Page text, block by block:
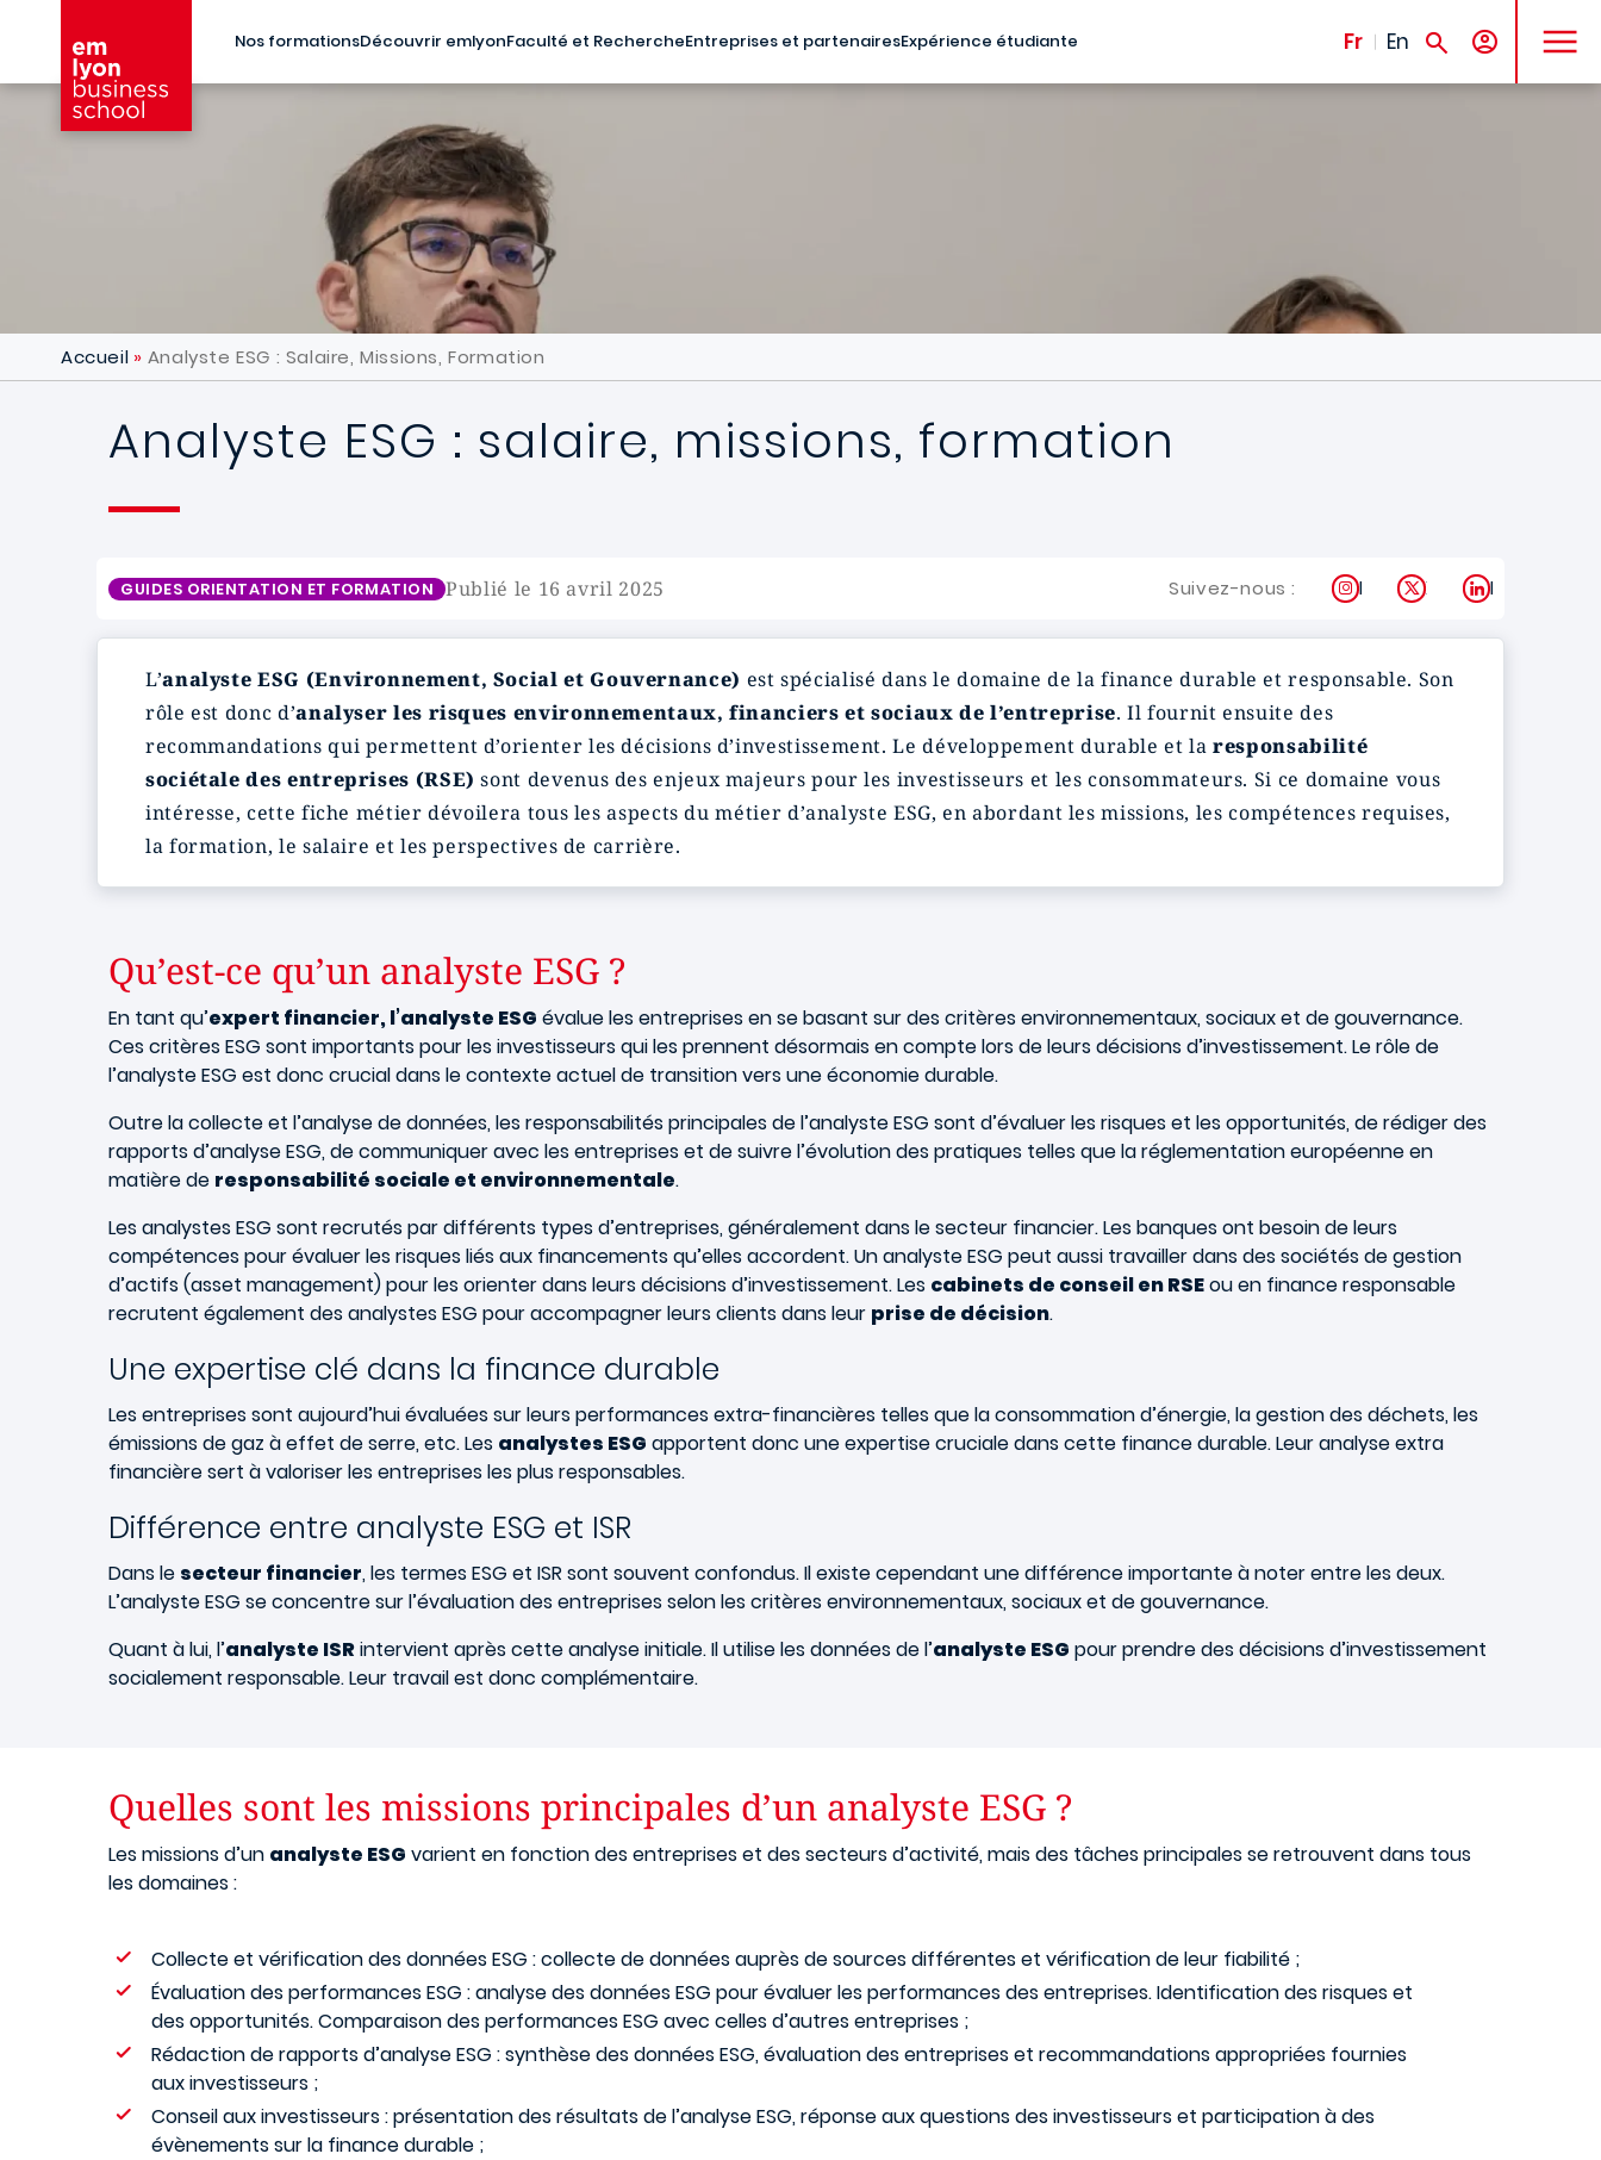
Nos formationsDécouvrir emlyonFaculté et RechercheEntreprises et partenairesExpérience étudiante Fr En
MENU
Accueil Analyste ESG : Salaire, Missions, Formation
Analyste ESG : salaire, missions, formation
GUIDES ORIENTATION ET FORMATION Publié le 16 avril 2025 Suivez-nous : Instagram
X LinkedIn
L’analyste ESG (Environnement, Social et Gouvernance) est spécialisé dans le domaine de la finance durable et responsable. Son
rôle est donc d’analyser les risques environnementaux, financiers et sociaux de l’entreprise. Il fournit ensuite des
recommandations qui permettent d’orienter les décisions d’investissement. Le développement durable et laresponsabilité
sociétale des entreprises (RSE) sont devenus des enjeux majeurs pour les investisseurs et les consommateurs. Si ce domaine vous
intéresse, cette fiche métier dévoilera tous les aspects du métier d’analyste ESG, en abordant les missions, les compétences requises,
la formation, le salaire et les perspectives de carrière.
Qu’est-ce qu’un analyste ESG ?
En tant qu’expert financier, l’analyste ESG évalue les entreprises en se basant sur des critères environnementaux, sociaux et de gouvernance.
Ces critères ESG sont importants pour les investisseurs qui les prennent désormais en compte lors de leurs décisions d’investissement. Le rôle de
l’analyste ESG est donc crucial dans le contexte actuel de transition vers une économie durable.
Outre la collecte et l’analyse de données, les responsabilités principales de l’analyste ESG sont d’évaluer les risques et les opportunités, de rédiger des
rapports d’analyse ESG, de communiquer avec les entreprises et de suivre l’évolution des pratiques telles que la réglementation européenne en
matière de responsabilité sociale et environnementale.
Les analystes ESG sont recrutés par différents types d’entreprises, généralement dans le secteur financier. Les banques ont besoin de leurs
compétences pour évaluer les risques liés aux financements qu’elles accordent. Un analyste ESG peut aussi travailler dans des sociétés de gestion
d’actifs (asset management) pour les orienter dans leurs décisions d’investissement. Les cabinets de conseil en RSEou en finance responsable
recrutent également des analystes ESG pour accompagner leurs clients dans leur prise de décision.
Une expertise clé dans la finance durable
Les entreprises sont aujourd’hui évaluées sur leurs performances extra-financières telles que la consommation d’énergie, la gestion des déchets, les
émissions de gaz à effet de serre, etc. Les analystes ESG apportent donc une expertise cruciale dans cette finance durable. Leur analyse extra
financière sert à valoriser les entreprises les plus responsables.
Différence entre analyste ESG et ISR
Dans le secteur financier, les termes ESG et ISR sont souvent confondus. Il existe cependant une différence importante à noter entre les deux.
L’analyste ESG se concentre sur l’évaluation des entreprises selon les critères environnementaux, sociaux et de gouvernance.
Quant à lui, l’analyste ISRintervient après cette analyse initiale. Il utilise les données de l’analyste ESG pour prendre des décisions d’investissement
socialement responsable. Leur travail est donc complémentaire.
Quelles sont les missions principales d’un analyste ESG ?
Les missions d’un analyste ESG varient en fonction des entreprises et des secteurs d’activité, mais des tâches principales se retrouvent dans tous
les domaines :
Collecte et vérification des données ESG : collecte de données auprès de sources différentes et vérification de leur fiabilité ;
Évaluation des performances ESG : analyse des données ESG pour évaluer les performances des entreprises. Identification des risques et
des opportunités. Comparaison des performances ESG avec celles d’autres entreprises ;
Rédaction de rapports d’analyse ESG : synthèse des données ESG, évaluation des entreprises et recommandations appropriées fournies
aux investisseurs ;
Conseil aux investisseurs : présentation des résultats de l’analyse ESG, réponse aux questions des investisseurs et participation à des
évènements sur la finance durable ;